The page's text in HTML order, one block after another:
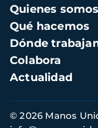
Navegación
principal
Quienes somos
Qué hacemos
Dónde
Colabora
Actualidad
Información
© 2026 Manos